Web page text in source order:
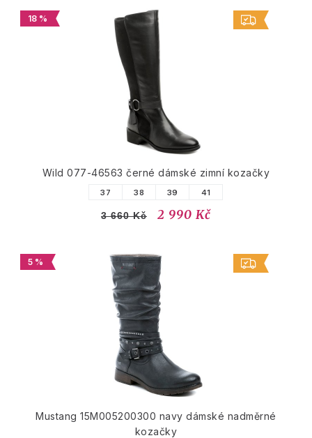
18 %
Wild 077-46563 černé dámské zimní kozačky
37 38 39 41
3 660 Kč 2 990 Kč
5 %
Mustang 15M005200300 navy dámské nadměrné
kozačky